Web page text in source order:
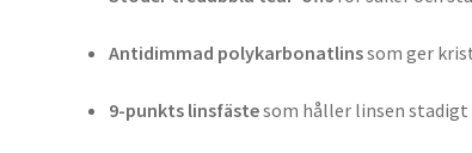
Antidimmad polykarbonatlinssom ger
9-punkts linsfästesom håller linsen stadigt